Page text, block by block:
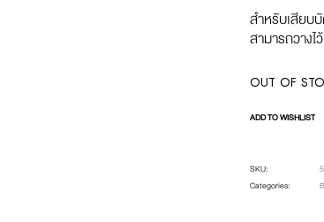
สำหรับเสียบ
สามารถวาง
OUT OF
ADD TO WISHLIST
SKU:
Categories: